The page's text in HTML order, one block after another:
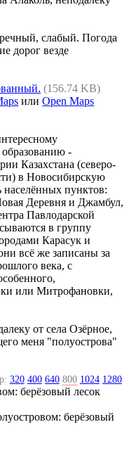
слабый. Погода
дорог везде
(156.74 KB)
илиOpen Maps
-
Казахстана (северо-
в Новосибирскую
населённых пунктов:
Деревня и Джамбул,
Павлодарской
в группу
Карасук и
всё же записаны за
века, с
или Митрофановки,
от села Озёрное,
меня "полуострова"
320 400 640 800 1024 1280
берёзовый